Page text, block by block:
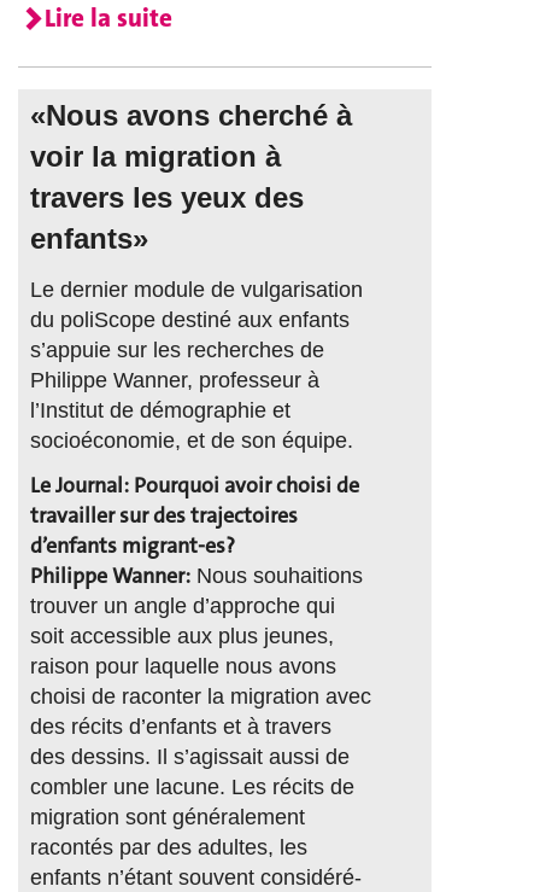
Lire la suite
«Nous avons cherché à
voir la migration à
travers les yeux des
enfants»
Le dernier module de vulgarisation
du poliScope destiné aux enfants
s’appuie sur les recherches de
Philippe Wanner, professeur à
l’Institut de démographie et
socioéconomie, et de son équipe.
Le Journal: Pourquoi avoir choisi de
travailler sur des trajectoires
d’enfants migrant-es?
Philippe Wanner: Nous souhaitions
trouver un angle d’approche qui
soit accessible aux plus jeunes,
raison pour laquelle nous avons
choisi de raconter la migration avec
des récits d’enfants et à travers
des dessins. Il s’agissait aussi de
combler une lacune. Les récits de
migration sont généralement
racontés par des adultes, les
enfants n’étant souvent considéré-